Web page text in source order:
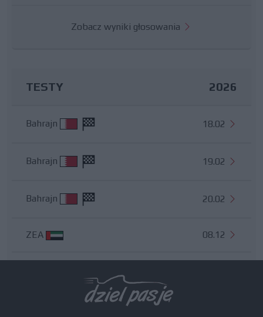
Zobacz wyniki głosowania
TESTY 2026
Bahrajn 18.02
Bahrajn 19.02
Bahrajn 20.02
ZEA 08.12